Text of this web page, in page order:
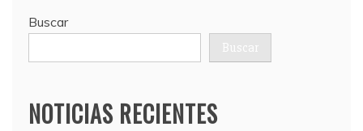
Buscar
Buscar
NOTICIAS RECIENTES